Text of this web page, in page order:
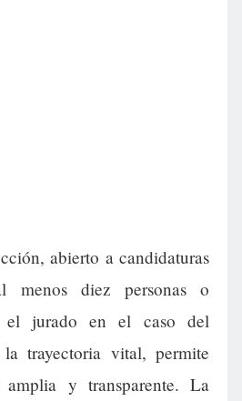
abierto a candidaturas
menos diez personas o
el jurado en el caso del
trayectoria vital, permite
amplia y transparente. La